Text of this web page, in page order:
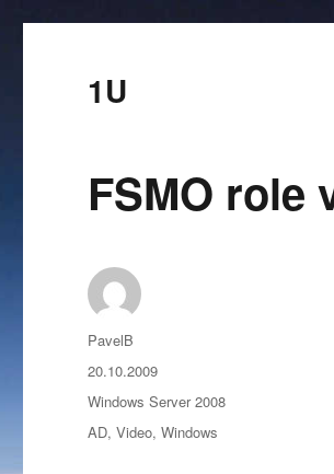
1U
FSMO role
Autor:
PavelB
Publikováno:
20.10.2009
Rubriky:
Windows Server 2008
Štítky:
AD,Video,Windows